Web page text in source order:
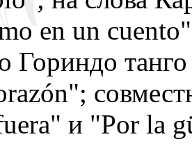
en un
Гориндо
и "Por la